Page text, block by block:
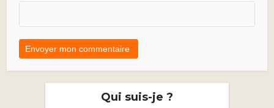
Qui suis-je ?